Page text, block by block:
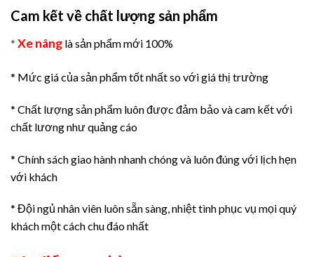
Cam kết về chất lượng sản phẩm
* Xe nâng là sản phẩm mới 100%
* Mức giá của sản phẩm tốt nhất so với giá thị trường
* Chất lượng sản phẩm luôn được đảm bảo và cam kết với
chất lương như quảng cáo
* Chính sách giao hành nhanh chóng và luôn đúng với lịch hẹn
với khách
* Đội ngủ nhân viên luôn sẵn sàng, nhiệt tình phục vụ mọi quý
khách một cách chu đáo nhất